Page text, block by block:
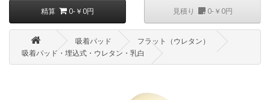
精算 0-￥0円 見積り 0-￥0円
吸着パッド
フラット（ウレタン）
吸着パッド・埋込式・ウレタン・乳白